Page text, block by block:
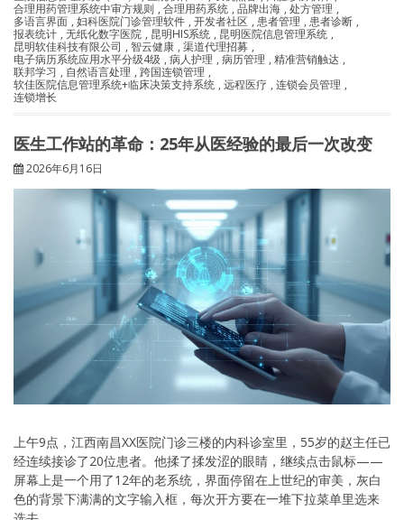
合理用药管理系统中审方规则 , 合理用药系统 , 品牌出海 , 处方管理 ,
多语言界面 , 妇科医院门诊管理软件 , 开发者社区 , 患者管理 , 患者诊断 ,
报表统计 , 无纸化数字医院 , 昆明HIS系统 , 昆明医院信息管理系统 ,
昆明软佳科技有限公司 , 智云健康 , 渠道代理招募 ,
电子病历系统应用水平分级4级 , 病人护理 , 病历管理 , 精准营销触达 ,
联邦学习 , 自然语言处理 , 跨国连锁管理 ,
软佳医院信息管理系统+临床决策支持系统 , 远程医疗 , 连锁会员管理 ,
连锁增长
医生工作站的革命：25年从医经验的最后一次改变
2026年6月16日
上午9点，江西南昌XX医院门诊三楼的内科诊室里，55岁的赵主任已
经连续接诊了20位患者。他揉了揉发涩的眼睛，继续点击鼠标——
屏幕上是一个用了12年的老系统，界面停留在上世纪的审美，灰白
色的背景下满满的文字输入框，每次开方要在一堆下拉菜单里选来